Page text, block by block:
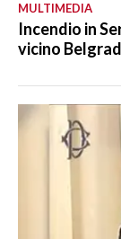
MULTIMEDIA
Incendio in
vicino